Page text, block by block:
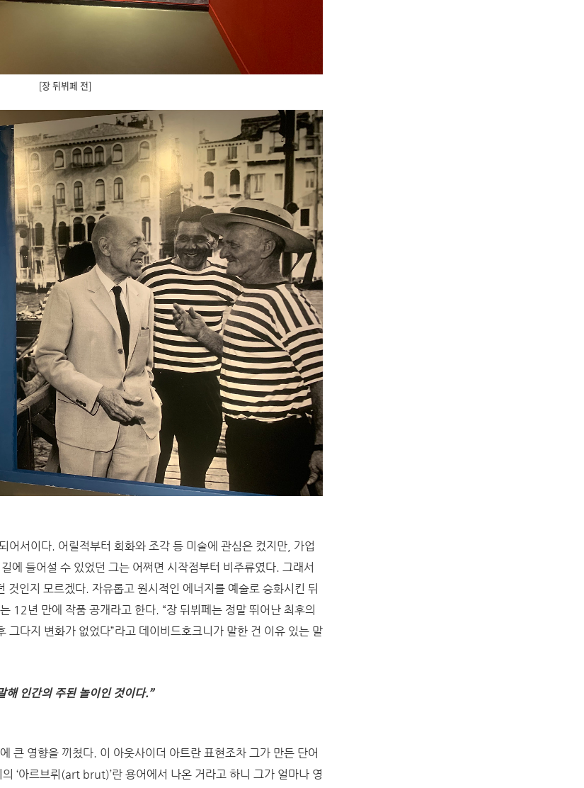
[장 뒤뷔페 전]
어서이다. 어릴적부터 회화와 조각 등 미술에 관심은 컸지만, 가업
에 들어설 수 있었던 그는 어쩌면 시작점부터 비주류였다. 그래서
것인지 모르겠다. 자유롭고 원시적인 에너지를 예술로 승화시킨 뒤
12년 만에 작품 공개라고 한다. “장 뒤뷔페는 정말 뛰어난 최후의
그다지 변화가 없었다”라고 데이비드호크니가 말한 건 이유 있는 말
해 인간의 주된 놀이인 것이다.”
큰 영향을 끼쳤다. 이 아웃사이더 아트란 표현조차 그가 만든 단어
‘아르브뤼(art brut)’란 용어에서 나온 거라고 하니 그가 얼마나 영